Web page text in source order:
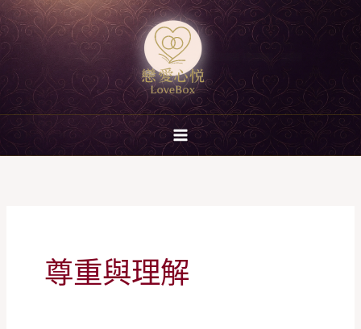
跳
至
主
要
內
尊重與理解